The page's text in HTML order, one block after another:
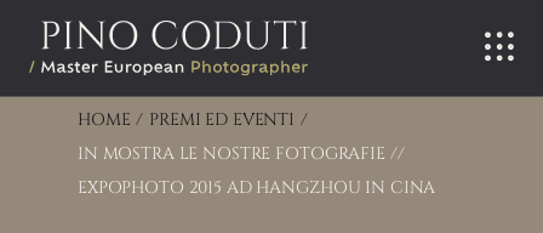
contenuto
HOME
PREMI ED EVENTI
IN MOSTRA LE NOSTRE FOTOGRAFIE //
EXPOPHOTO 2015 AD HANGZHOU IN CINA